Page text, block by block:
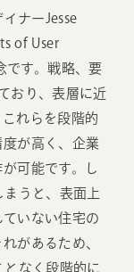
ナーJesse
of User
です。戦略、要
おり、表層に近
れらを段階的
が高く、企業
可能です。し
うと、表面上
いない住宅の
があるため、
なく段階的に